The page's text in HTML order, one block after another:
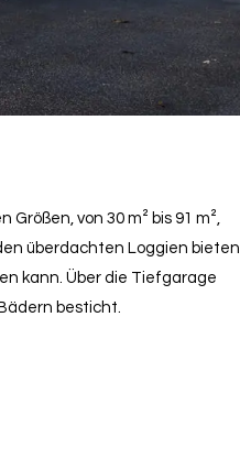
von 30 m² bis 91 m²,
überdachten Loggien bieten
kann. Über die Tiefgarage
besticht.